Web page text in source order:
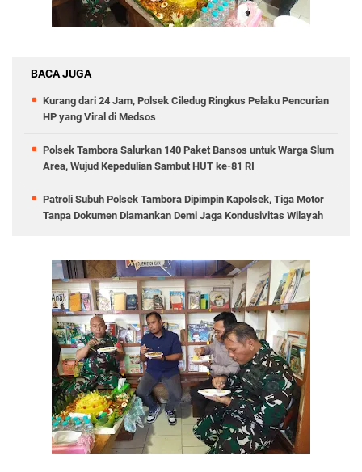
BACA JUGA
Kurang dari 24 Jam, Polsek Ciledug Ringkus Pelaku Pencurian
HP yang Viral di Medsos
Polsek Tambora Salurkan 140 Paket Bansos untuk Warga Slum
Area, Wujud Kepedulian Sambut HUT ke-81 RI
Patroli Subuh Polsek Tambora Dipimpin Kapolsek, Tiga Motor
Tanpa Dokumen Diamankan Demi Jaga Kondusivitas Wilayah